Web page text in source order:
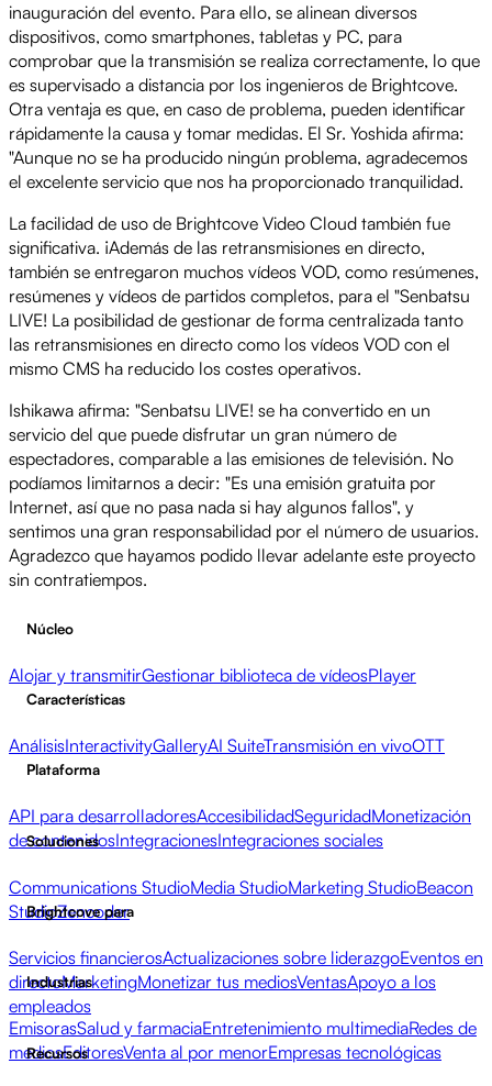
inauguración del evento. Para ello, se alinean diversos
dispositivos, como smartphones, tabletas y PC, para
comprobar que la transmisión se realiza correctamente, lo que
es supervisado a distancia por los ingenieros de Brightcove.
Otra ventaja es que, en caso de problema, pueden identificar
rápidamente la causa y tomar medidas. El Sr. Yoshida afirma:
"Aunque no se ha producido ningún problema, agradecemos
el excelente servicio que nos ha proporcionado tranquilidad.
La facilidad de uso de Brightcove Video Cloud también fue
significativa. ¡Además de las retransmisiones en directo,
también se entregaron muchos vídeos VOD, como resúmenes,
resúmenes y vídeos de partidos completos, para el "Senbatsu
LIVE! La posibilidad de gestionar de forma centralizada tanto
las retransmisiones en directo como los vídeos VOD con el
mismo CMS ha reducido los costes operativos.
Ishikawa afirma: "Senbatsu LIVE! se ha convertido en un
servicio del que puede disfrutar un gran número de
espectadores, comparable a las emisiones de televisión. No
podíamos limitarnos a decir: "Es una emisión gratuita por
Internet, así que no pasa nada si hay algunos fallos", y
sentimos una gran responsabilidad por el número de usuarios.
Agradezco que hayamos podido llevar adelante este proyecto
sin contratiempos.
Núcleo
Alojar y transmitirGestionar biblioteca de vídeosPlayer
Características
AnálisisInteractivityGalleryAI SuiteTransmisión en vivoOTT
Plataforma
API para desarrolladoresAccesibilidadSeguridadMonetización
de contenidosIntegracionesIntegraciones sociales
Soluciones
Communications StudioMedia StudioMarketing StudioBeacon
StudioZencoder
Brightcove para
Servicios financierosActualizaciones sobre liderazgoEventos en
directoMarketingMonetizar tus mediosVentasApoyo a los
empleados
Industrias
EmisorasSalud y farmaciaEntretenimiento multimediaRedes de
mediosEditoresVenta al por menorEmpresas tecnológicas
Recursos